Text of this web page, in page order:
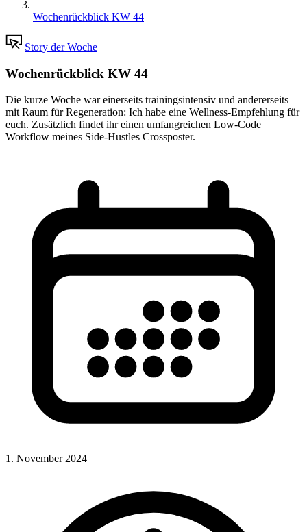
Wochenrückblick KW 44
Story der Woche
Wochenrückblick KW 44
Die kurze Woche war einerseits trainingsintensiv und andererseits
mit Raum für Regeneration: Ich habe eine Wellness-Empfehlung für
euch. Zusätzlich findet ihr einen umfangreichen Low-Code
Workflow meines Side-Hustles Crossposter.
1. November 2024